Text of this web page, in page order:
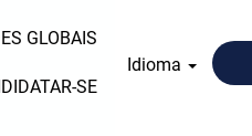
GLOBAIS
SE
Idioma